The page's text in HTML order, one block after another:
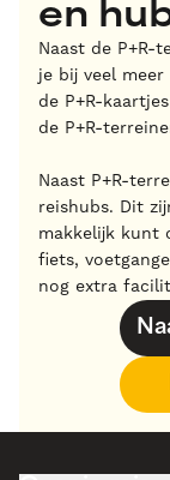
en
Naast de P+R-
je bij veel
de P+R-
de P+R-
Naast P+R-
reishubs. Dit
makkelijk kunt
fiets,
nog extra